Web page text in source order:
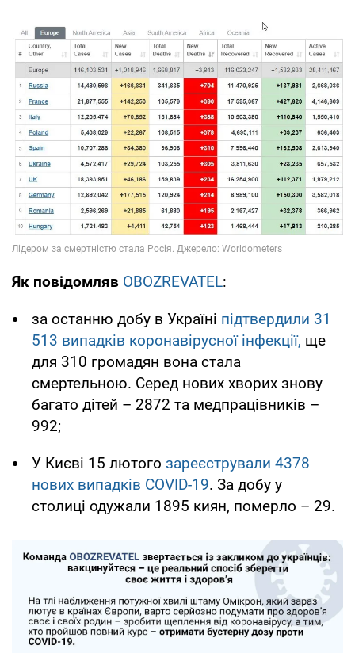
Як повідомляв OBOZREVATEL:
за останню добу в Україні підтвердили 31
513 випадків коронавірусної інфекції, ще
для 310 громадян вона стала
смертельною. Серед нових хворих знову
багато дітей – 2872 та медпрацівників –
992;
У Києві 15 лютого зареєстрували 4378
нових випадків COVID-19. За добу у
столиці одужали 1895 киян, померло – 29.